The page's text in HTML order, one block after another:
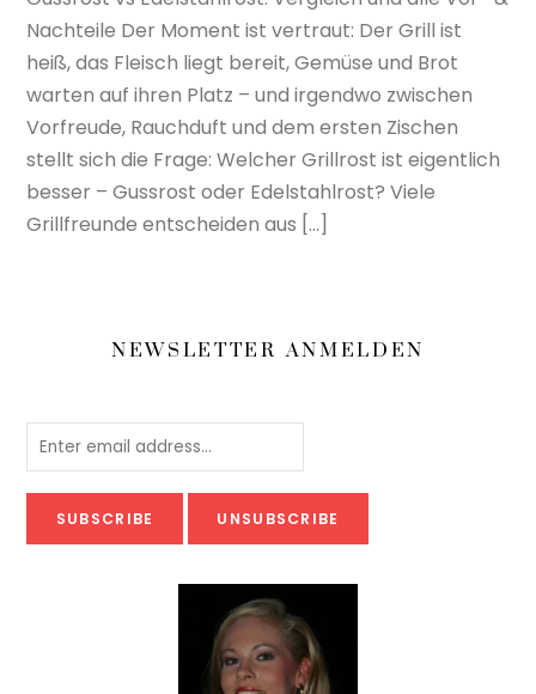
Nachteile Der Moment ist vertraut: Der Grill ist
heiß, das Fleisch liegt bereit, Gemüse und Brot
warten auf ihren Platz – und irgendwo zwischen
Vorfreude, Rauchduft und dem ersten Zischen
stellt sich die Frage: Welcher Grillrost ist eigentlich
besser – Gussrost oder Edelstahlrost? Viele
Grillfreunde entscheiden aus […]
NEWSLETTER ANMELDEN